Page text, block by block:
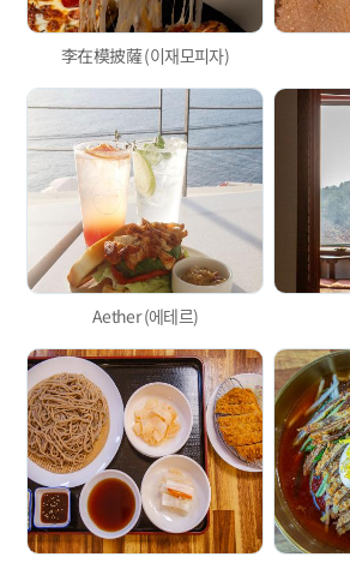
李在模披薩 (이재모피자)
Aether (에테르)